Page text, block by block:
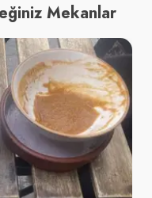
Mekanlar